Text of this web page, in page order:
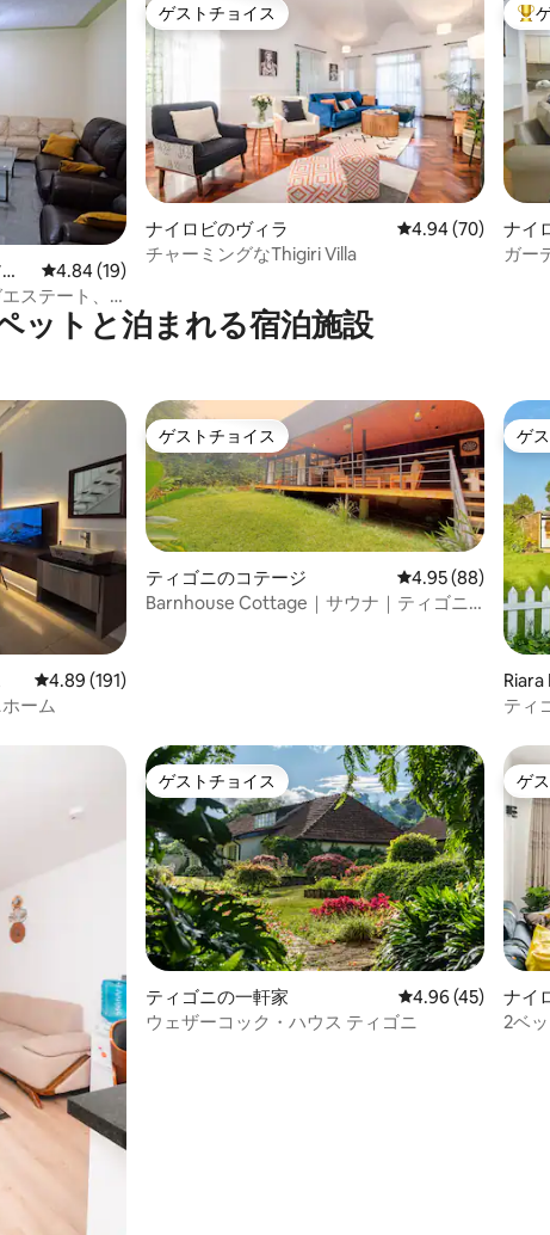
価
レビュー19件、5つ星中4.84つ星の平均評価
4.84 (19)
ステート、
ゲストチョイス
ゲストチョイス
ナイロビのヴィラ レビュー70件、5
4.94 (70)
チャーミングなThigiri Villa
大
ナイ
ト
ガー
ットと泊まれる宿泊施設
価
レビュー191件、5つ星中4.89つ星の平均評価
4.89 (191)
ーム
ゲストチョイス
ゲストチョイス
ティゴニのコテージ レビュー88件、5
4.95 (88)
Barnhouse Cottage｜サウナ｜ティゴニ
ゲ
ゲ
ティ
価
ゲストチョイス
ゲストチョイス
ティゴニの一軒家 レビュー45件、5
4.96 (45)
ウェザーコック・ハウス ティゴニ
ゲ
ゲ
ナイ
2ベ